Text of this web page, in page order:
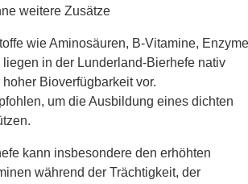
weitere Zusätze
wie Aminosäuren, B-Vitamine, Enzyme
liegen in der Lunderland-Bierhefe nativ
Bioverfügbarkeit vor.
um die Ausbildung eines dichten
kann insbesondere den erhöhten
während der Trächtigkeit, der